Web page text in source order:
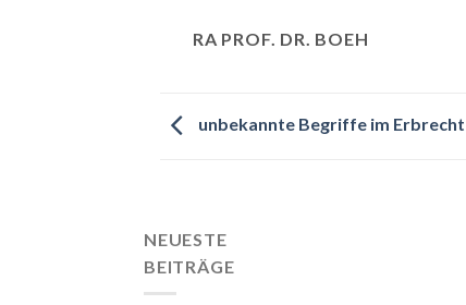
RA PROF. DR. BOEH
unbekannte Begriffe im Erbrecht
NEUESTE
BEITRÄGE